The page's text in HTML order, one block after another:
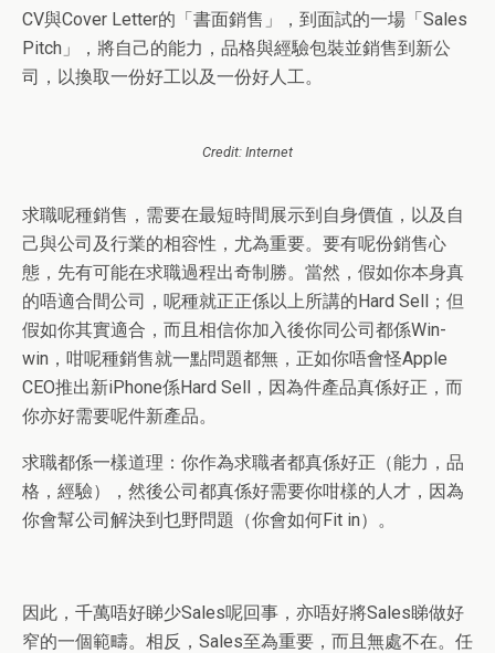
CV與Cover Letter的 「書面銷售 」 ，到面試的一場 「Sales
Pitch」，將自己的能力，品格與經驗包裝並銷售到新公
司，以換取一份好工以及一份好人工。
Credit: Internet
求職呢種銷售，需要在最短時間展示到自身價值，以及自
己與公司及行業的相容性，尤為重要。要有呢份銷售心
態，先有可能在求職過程出奇制勝。當然，假如你本身真
的唔適合間公司，呢種就正正係以上所講的Hard Sell ； 但
假如你其實適合，而且相信你加入後你同公司都係Win-
win，咁呢種銷售就一點問題都無，正如你唔會怪Apple
CEO推出新iPhone係Hard Sell，因為件產品真係好正，而
你亦好需要呢件新產品。
求職都係一樣道理：你作為求職者都真係好正（能力，品
格，經驗），然後公司都真係好需要你咁樣的人才，因為
你會幫公司解決到乜野問題（你會如何Fit in）。
因此，千萬唔好睇少Sales呢回事，亦唔好將Sales睇做好
窄的一個範疇。相反， Sales至為重要，而且無處不在。任